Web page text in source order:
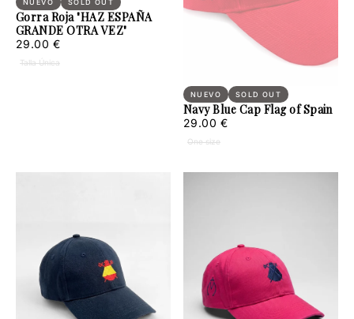
Gorra Roja "HAZ ESPAÑA
GRANDE OTRA VEZ"
NUEVO SOLD OUT
29.00
Regular
29.00 €
Talla Única
Navy Blue Cap Flag of Spain
NUEVO SOLD OUT
29.00
Regular
29.00 €
One size